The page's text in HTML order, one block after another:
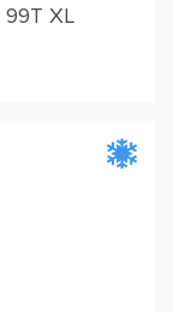
99T XL